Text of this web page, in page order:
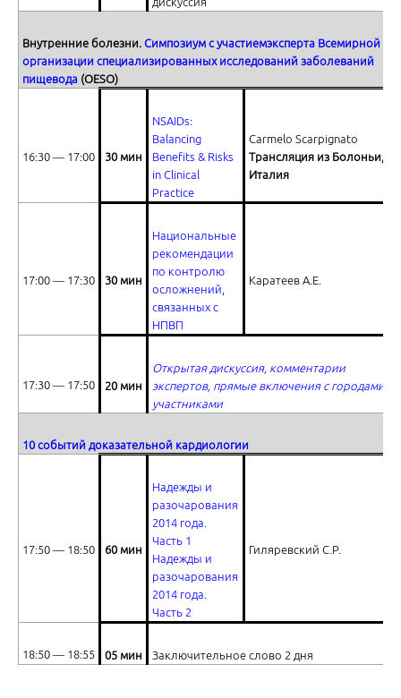
Надежды и разочарования 2014 года. Часть первая
Внутренние болезни. Симпозиум с участиемэксперта Всемирной
организации специализированных исследований заболеваний
пищевода (OESO)
16:30 ― 17:00 30 мин
NSAIDs:
Balancing
Benefits & Risks
in Clinical
Practice
Carmelo Scarpignato
Трансляция из Болоньи,
Италия
17:00 ― 17:30 30 мин
Национальные
рекомендации
по контролю
осложнений,
связанных с
НПВП
Каратеев А.Е.
17:30 ― 17:50 20 мин
Открытая дискуссия, комментарии
экспертов, прямые включения с городами-
участниками
10 событий доказательной кардиологии
17:50 ― 18:50 60 мин
Надежды и
разочарования
2014 года
Часть 1
Надежды и
разочарования
2014 года
Часть 2
Гиляревский С.Р.
18:50 ― 18:55 05 мин Заключительное слово 2 дня